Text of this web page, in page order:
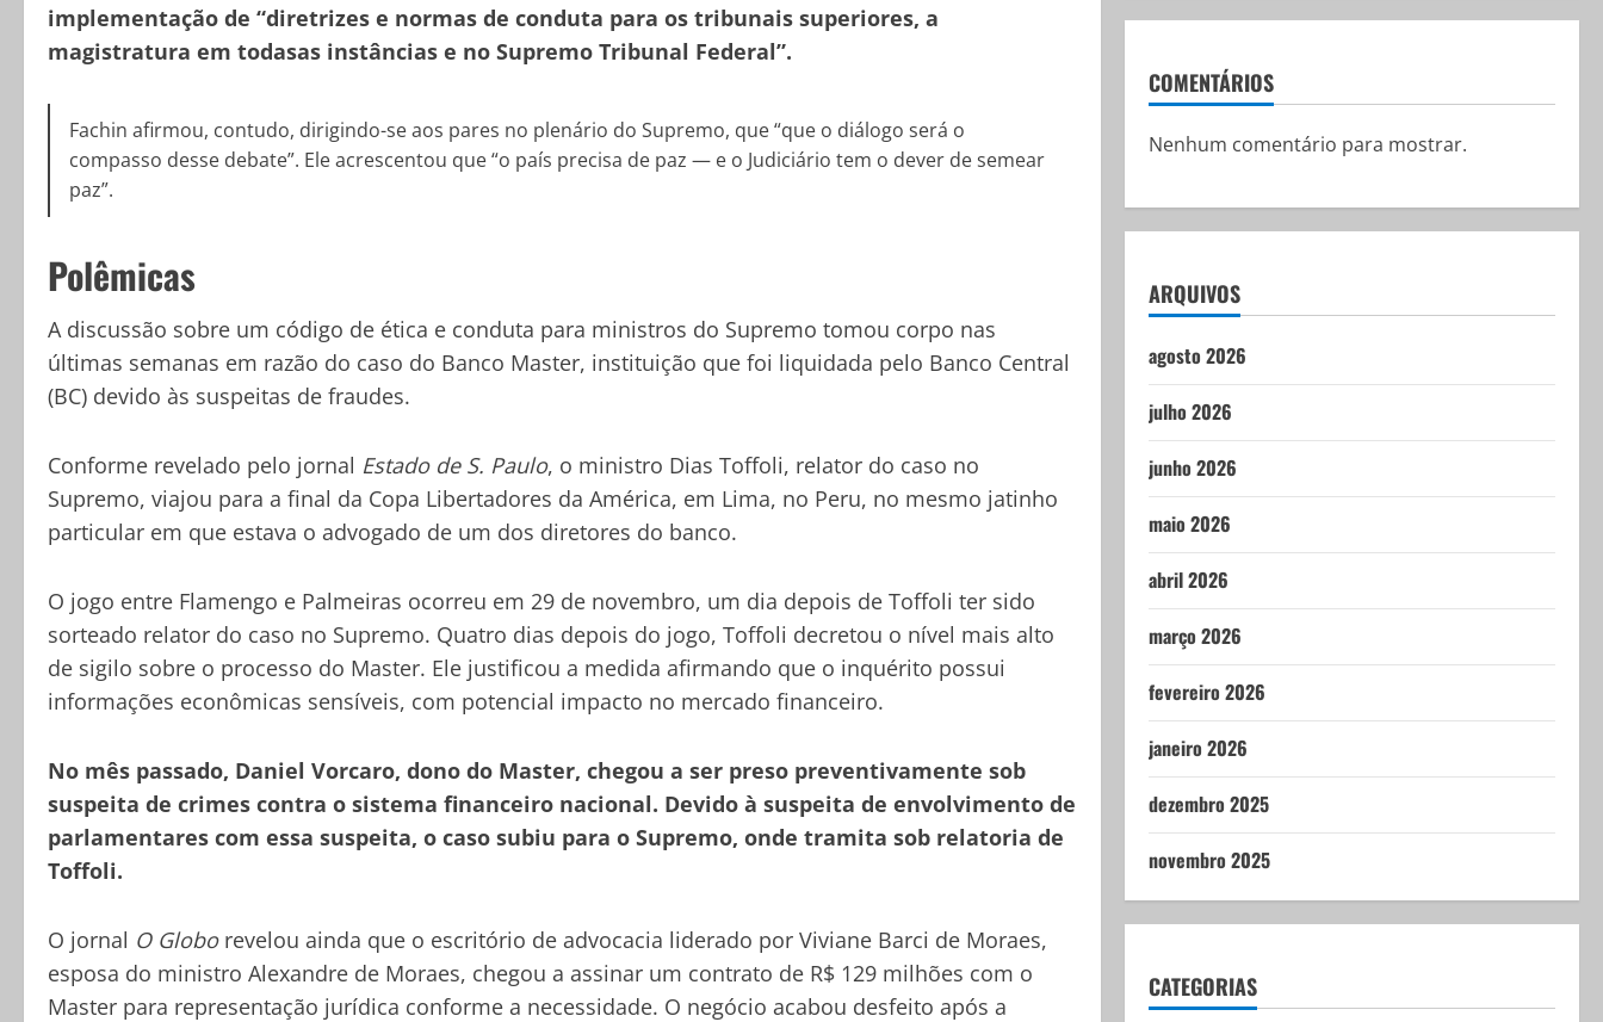
implementação de “diretrizes e normas de conduta para os tribunais superiores, a
magistratura em todasas instâncias e no Supremo Tribunal Federal”.
Fachin afirmou, contudo, dirigindo-se aos pares no plenário do Supremo, que “que o diálogo será o
compasso desse debate”. Ele acrescentou que “o país precisa de paz — e o Judiciário tem o dever de semear
paz”.
Polêmicas
A discussão sobre um código de ética e conduta para ministros do Supremo tomou corpo nas
últimas semanas em razão do caso do Banco Master, instituição que foi liquidada pelo Banco Central
(BC) devido às suspeitas de fraudes.
Conforme revelado pelo jornal Estado de S. Paulo, o ministro Dias Toffoli, relator do caso no
Supremo, viajou para a final da Copa Libertadores da América, em Lima, no Peru, no mesmo jatinho
particular em que estava o advogado de um dos diretores do banco.
O jogo entre Flamengo e Palmeiras ocorreu em 29 de novembro, um dia depois de Toffoli ter sido
sorteado relator do caso no Supremo. Quatro dias depois do jogo, Toffoli decretou o nível mais alto
de sigilo sobre o processo do Master. Ele justificou a medida afirmando que o inquérito possui
informações econômicas sensíveis, com potencial impacto no mercado financeiro.
No mês passado, Daniel Vorcaro, dono do Master, chegou a ser preso preventivamente sob
suspeita de crimes contra o sistema financeiro nacional. Devido à suspeita de envolvimento de
parlamentares com essa suspeita, o caso subiu para o Supremo, onde tramita sob relatoria de
Toffoli.
O jornal O Globorevelou ainda que o escritório de advocacia liderado por Viviane Barci de Moraes,
esposa do ministro Alexandre de Moraes, chegou a assinar um contrato de R$ 129 milhões com o
Master para representação jurídica conforme a necessidade. O negócio acabou desfeito após a
COMENTÁRIOS
Nenhum comentário para mostrar.
ARQUIVOS
agosto 2026
julho 2026
junho 2026
maio 2026
abril 2026
março 2026
fevereiro 2026
janeiro 2026
dezembro 2025
novembro 2025
CATEGORIAS